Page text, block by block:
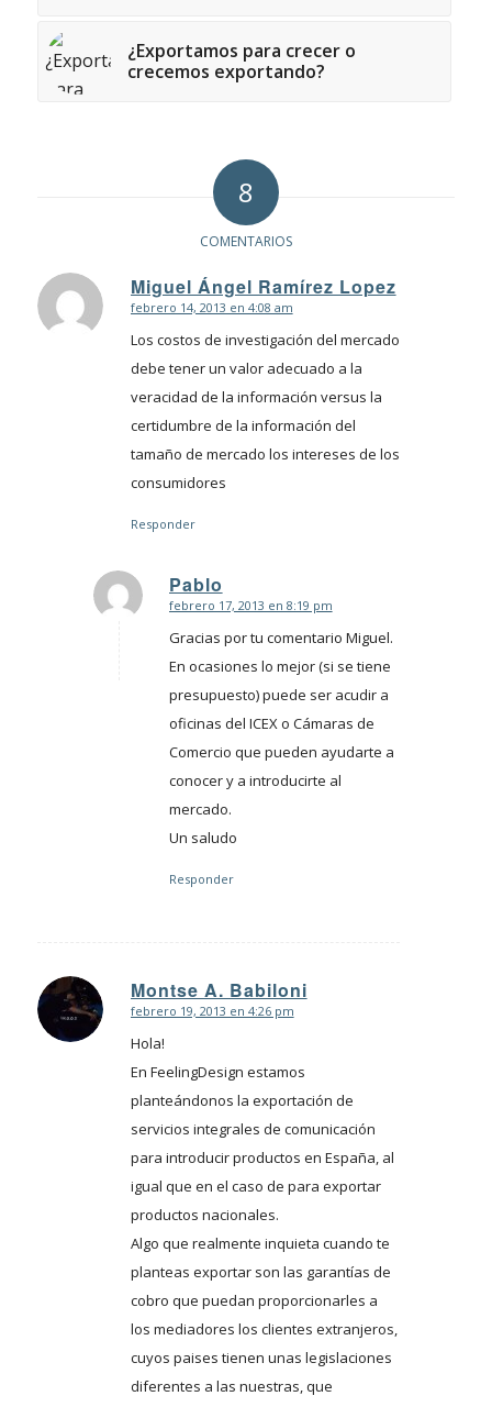
¿Exportamos para crecer o
crecemos exportando?
8
COMENTARIOS
Miguel Ángel Ramírez Lopez
Dice:
febrero 14, 2013 en 4:08 am
Los costos de investigación del mercado
debe tener un valor adecuado a la
veracidad de la información versus la
certidumbre de la información del
tamaño de mercado los intereses de los
consumidores
Responder
Pablo
Dice:
febrero 17, 2013 en 8:19 pm
Gracias por tu comentario Miguel.
En ocasiones lo mejor (si se tiene
presupuesto) puede ser acudir a
oficinas del ICEX o Cámaras de
Comercio que pueden ayudarte a
conocer y a introducirte al
mercado.
Un saludo
Responder
Montse A. Babiloni
Dice:
febrero 19, 2013 en 4:26 pm
Hola!
En FeelingDesign estamos
planteándonos la exportación de
servicios integrales de comunicación
para introducir productos en España, al
igual que en el caso de para exportar
productos nacionales.
Algo que realmente inquieta cuando te
planteas exportar son las garantías de
cobro que puedan proporcionarles a
los mediadores los clientes extranjeros,
cuyos paises tienen unas legislaciones
diferentes a las nuestras, que